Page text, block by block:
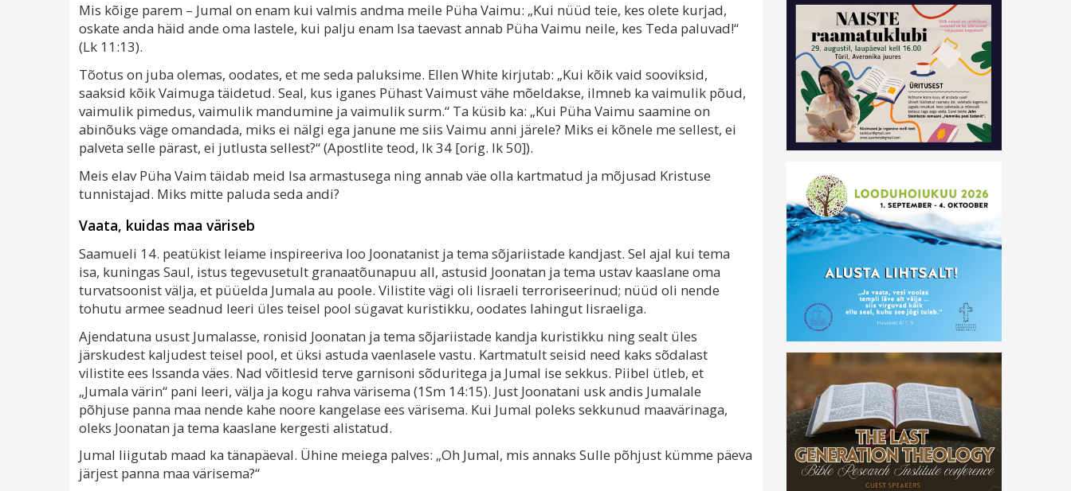
Mis kõige parem – Jumal on enam kui valmis andma meile Püha Vaimu: „Kui nüüd teie, kes olete kurjad,
oskate anda häid ande oma lastele, kui palju enam Isa taevast annab Püha Vaimu neile, kes Teda paluvad!“
(Lk 11:13).
Tõotus on juba olemas, oodates, et me seda paluksime. Ellen White kirjutab: „Kui kõik vaid sooviksid,
saaksid kõik Vaimuga täidetud. Seal, kus iganes Pühast Vaimust vähe mõeldakse, ilmneb ka vaimulik põud,
vaimulik pimedus, vaimulik mandumine ja vaimulik surm.“ Ta küsib ka: „Kui Püha Vaimu saamine on
abinõuks väge omandada, miks ei nälgi ega janune me siis Vaimu anni järele? Miks ei kõnele me sellest, ei
palveta selle pärast, ei jutlusta sellest?“ (Apostlite teod, lk 34 [orig. lk 50]).
Meis elav Püha Vaim täidab meid Isa armastusega ning annab väe olla kartmatud ja mõjusad Kristuse
tunnistajad. Miks mitte paluda seda andi?
Vaata, kuidas maa väriseb
Saamueli 14. peatükist leiame inspireeriva loo Joonatanist ja tema sõjariistade kandjast. Sel ajal kui tema
isa, kuningas Saul, istus tegevusetult granaatõunapuu all, astusid Joonatan ja tema ustav kaaslane oma
turvatsoonist välja, et püüelda Jumala au poole. Vilistite vägi oli Iisraeli terroriseerinud; nüüd oli nende
tohutu armee seadnud leeri üles teisel pool sügavat kuristikku, oodates lahingut Iisraeliga.
Ajendatuna usust Jumalasse, ronisid Joonatan ja tema sõjariistade kandja kuristikku ning sealt üles
järskudest kaljudest teisel pool, et üksi astuda vaenlasele vastu. Kartmatult seisid need kaks sõdalast
vilistite ees Issanda väes. Nad võitlesid terve garnisoni sõduritega ja Jumal ise sekkus. Piibel ütleb, et
„Jumala värin“ pani leeri, välja ja kogu rahva värisema (1Sm 14:15). Just Joonatani usk andis Jumalale
põhjuse panna maa nende kahe noore kangelase ees värisema. Kui Jumal poleks sekkunud maavärinaga,
oleks Joonatan ja tema kaaslane kergesti alistatud.
Jumal liigutab maad ka tänapäeval. Ühine meiega palves: „Oh Jumal, mis annaks Sulle põhjust kümme päeva
järjest panna maa värisema?“